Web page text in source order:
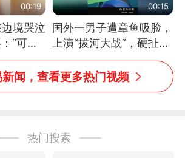
00:19
境哭泣
“可不
回国”
00:15
国外一男子遭章鱼吸脸，
上演“拔河大战”，硬扯加
铁棒敲打方才挣脱
闻，查看更多热门视频
热门搜索